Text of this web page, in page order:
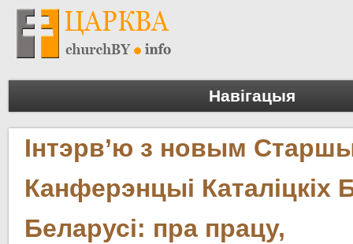
Навігацыя
Інтэрв’ю з новым
Канферэнцыі Каталіцкіх
Беларусі: пра працу,